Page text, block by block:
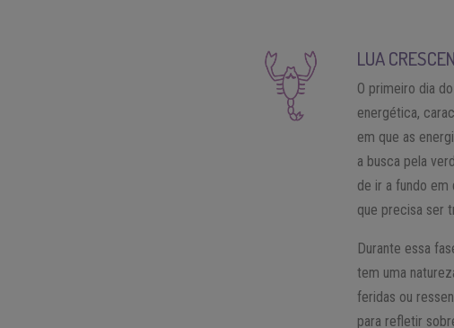
LUA
O primeiro dia
energética,
em que as
a busca pela
de ir a fundo
que precisa ser
Durante essa
tem uma
feridas ou
para refletir